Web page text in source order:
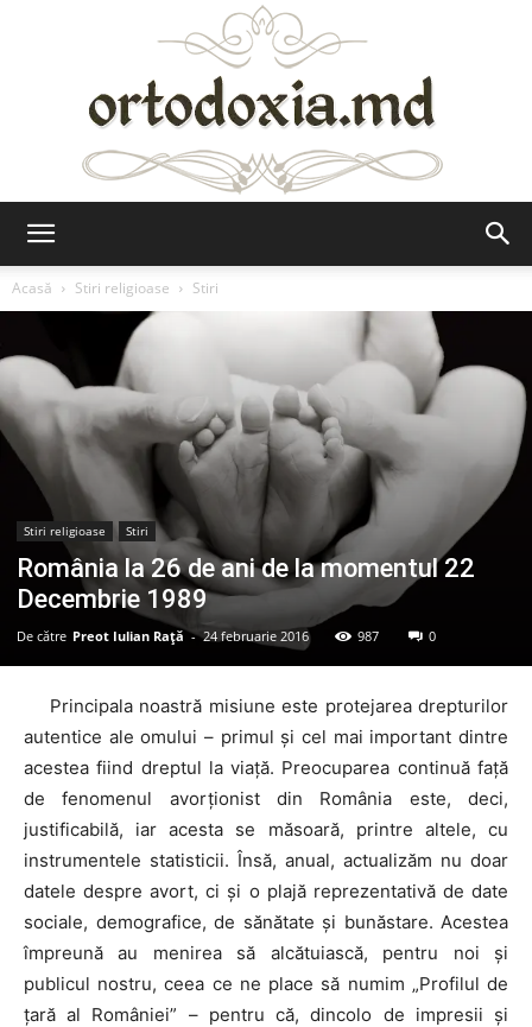
Acasă
Stiri religioase Stiri
Stiri religioase Stiri
România la 26 de ani de la momentul 22
Decembrie 1989
De către Preot Iulian Raţă - 24 februarie 2016 987 0
Principala noastră misiune este protejarea drepturilor
autentice ale omului – primul și cel mai important dintre
acestea fiind dreptul la viață. Preocuparea continuă față
de fenomenul avorționist din România este, deci,
justificabilă, iar acesta se măsoară, printre altele, cu
instrumentele statisticii. Însă, anual, actualizăm nu doar
datele despre avort, ci și o plajă reprezentativă de date
sociale, demografice, de sănătate și bunăstare. Acestea
împreună au menirea să alcătuiască, pentru noi și
publicul nostru, ceea ce ne place să numim „Profilul de
țară al României” – pentru că, dincolo de impresii și